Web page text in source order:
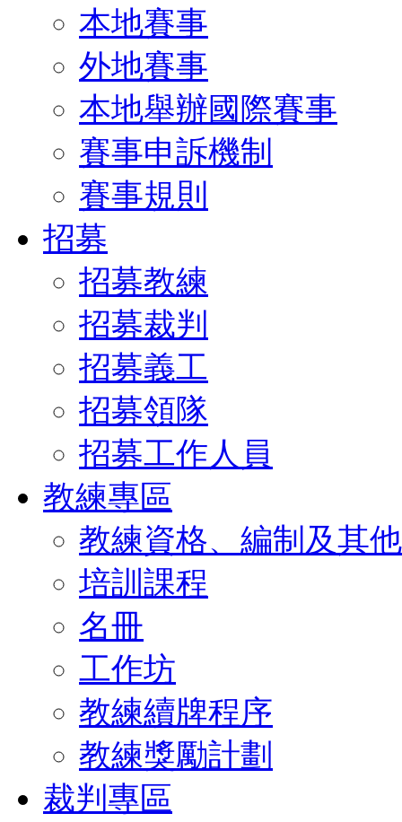
本地賽事
外地賽事
本地舉辦國際賽事
賽事申訴機制
賽事規則
招募
招募教練
招募裁判
招募義工
招募領隊
招募工作人員
教練專區
教練資格、編制及其
培訓課程
名冊
工作坊
教練續牌程序
教練獎勵計劃
裁判專區